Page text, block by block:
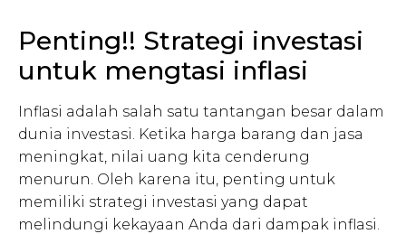
Penting!! Strategi investasi
untuk mengtasi inflasi
Inflasi adalah salah satu tantangan besar dalam
dunia investasi. Ketika harga barang dan jasa
meningkat, nilai uang kita cenderung
menurun. Oleh karena itu, penting untuk
memiliki strategi investasi yang dapat
melindungi kekayaan Anda dari dampak inflasi.